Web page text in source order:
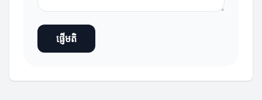
ផ្ញើមតិ